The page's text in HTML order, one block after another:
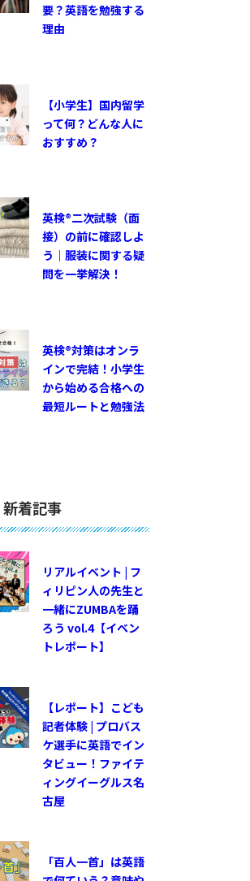
要？英語を勉強する
理由
【小学生】国内留学
って何？どんな人に
おすすめ？
英検®︎二次試験（面
接）の前に確認しよ
う｜服装に関する疑
問を一挙解決！
英検®対策はオンラ
インで完結！小学生
から始める合格への
最短ルートと勉強法
新着記事
リアルイベント | フ
ィリピン人の先生と
一緒にZUMBAを踊
ろう vol.4【イベン
トレポート】
【レポート】こども
記者体験 | プロバス
ケ選手に英語でイン
タビュー！ファイテ
ィングイーグルス名
古屋
「百人一首」は英語